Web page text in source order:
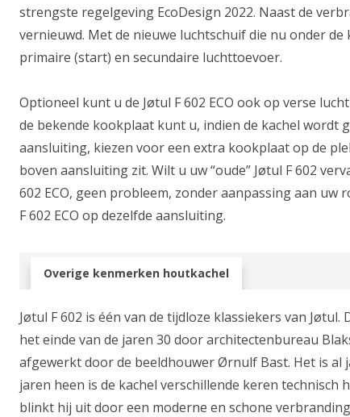
strengste regelgeving EcoDesign 2022. Naast de
vernieuwd. Met de nieuwe luchtschuif die nu onder de
primaire (start) en secundaire luchttoevoer.
Optioneel kunt u de Jøtul F 602 ECO ook op verse
de bekende kookplaat kunt u, indien de kachel wordt
aansluiting, kiezen voor een extra kookplaat op de
boven aansluiting zit. Wilt u uw “oude” Jøtul F 602
602 ECO, geen probleem, zonder aanpassing aan uw
F 602 ECO op dezelfde aansluiting.
Overige kenmerken houtkachel
Jøtul F 602 is één van de tijdloze klassiekers van
het einde van de jaren 30 door architectenbureau
afgewerkt door de beeldhouwer Ørnulf Bast. Het is al
jaren heen is de kachel verschillende keren technisch
blinkt hij uit door een moderne en schone